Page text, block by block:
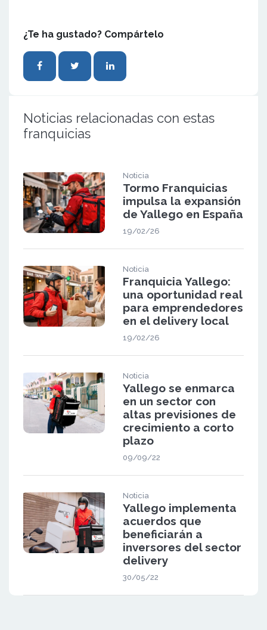
¿Te ha gustado? Compártelo
Noticias relacionadas con estas
franquicias
Noticia
Tormo Franquicias
impulsa la expansión
de Yallego en España
19/02/26
Noticia
Franquicia Yallego:
una oportunidad real
para emprendedores
en el delivery local
19/02/26
Noticia
Yallego se enmarca
en un sector con
altas previsiones de
crecimiento a corto
plazo
09/09/22
Noticia
Yallego implementa
acuerdos que
beneficiarán a
inversores del sector
delivery
30/05/22